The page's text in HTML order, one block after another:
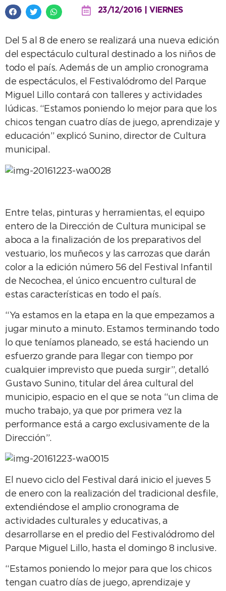
23/12/2016 | VIERNES
Del 5 al 8 de enero se realizará una nueva edición
del espectáculo cultural destinado a los niños de
todo el país. Además de un amplio cronograma
de espectáculos, el Festivalódromo del Parque
Miguel Lillo contará con talleres y actividades
lúdicas. “Estamos poniendo lo mejor para que los
chicos tengan cuatro días de juego, aprendizaje y
educación” explicó Sunino, director de Cultura
municipal.
Entre telas, pinturas y herramientas, el equipo
entero de la Dirección de Cultura municipal se
aboca a la finalización de los preparativos del
vestuario, los muñecos y las carrozas que darán
color a la edición número 56 del Festival Infantil
de Necochea, el único encuentro cultural de
estas características en todo el país.
“Ya estamos en la etapa en la que empezamos a
jugar minuto a minuto. Estamos terminando todo
lo que teníamos planeado, se está haciendo un
esfuerzo grande para llegar con tiempo por
cualquier imprevisto que pueda surgir”, detalló
Gustavo Sunino, titular del área cultural del
municipio, espacio en el que se nota “un clima de
mucho trabajo, ya que por primera vez la
performance está a cargo exclusivamente de la
Dirección”.
El nuevo ciclo del Festival dará inicio el jueves 5
de enero con la realización del tradicional desfile,
extendiéndose el amplio cronograma de
actividades culturales y educativas, a
desarrollarse en el predio del Festivalódromo del
Parque Miguel Lillo, hasta el domingo 8 inclusive.
“Estamos poniendo lo mejor para que los chicos
tengan cuatro días de juego, aprendizaje y